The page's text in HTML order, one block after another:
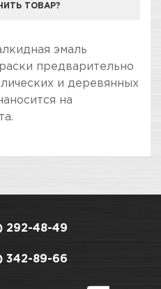
ТОВАР?
УДАЧИ" ЯВЛЯЕТСЯ
БРЕНДА KUDO
эмаль
предварительно
и деревянных
на
Для декоративной окраски
деревянных, пластиковых,
комфортными,
Вас самую
292-48-49
342-89-66